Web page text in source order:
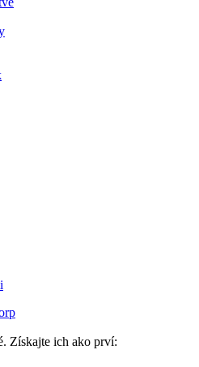
Získajte ich ako prví: